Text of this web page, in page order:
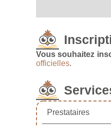
Vous souhaitez
officielles.
Prestataires